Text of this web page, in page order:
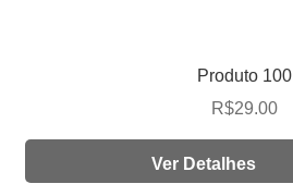
Produto 100
R$29.00
Ver Detalhes